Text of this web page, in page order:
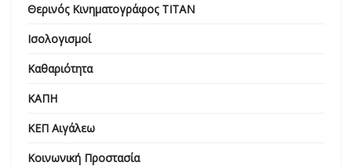
Θερινός Κινηματογράφος ΤΙΤΑΝ
Ισολογισμοί
Καθαριότητα
ΚΑΠΗ
ΚΕΠ Αιγάλεω
Κοινωνική Προστασία